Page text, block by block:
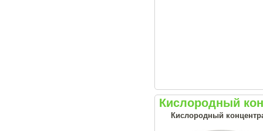
Кислородный
Кислородный